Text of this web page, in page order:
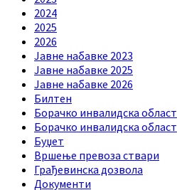
2024
2025
2026
Jавне набавке 2023
Jавне набавке 2025
Jавне набавке 2026
Билтен
Борачко инвалидска област
Борачко инвалидска област
Буџет
Вршење превоза ствари
Грађевинска дозвола
Документи